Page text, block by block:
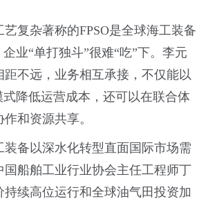
艺复杂著称的FPSO是全球海工装备
业“单打独斗”很难“吃”下。李元
距不远，业务相互承接，不仅能以
式降低运营成本，还可以在联合体
和资源共享。
装备以深水化转型直面国际市场需
国船舶工业行业协会主任工程师丁
续高位运行和全球油气田投资加